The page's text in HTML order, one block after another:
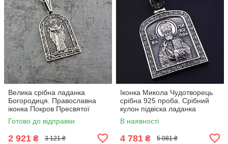
Велика срібна ладанка
Богородиця. Православна
іконка Покров Пресвятої
Богородиці із срібла 925
Готово до відправки
2 921 ₴ 3 121 ₴
Іконка Микола Чудотворець
срібна 925 проба. Срібний
кулон підвіска ладанка
Святий Миколай
В наявності
4 781 ₴ 5 081 ₴